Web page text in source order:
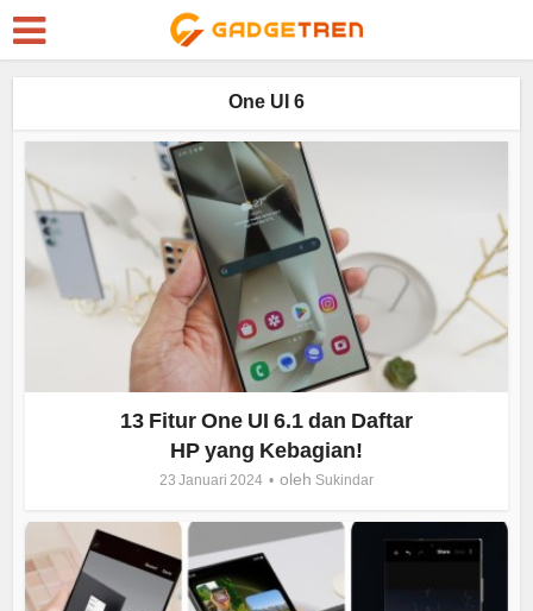
One UI 6
13 Fitur One UI 6.1 dan Daftar
HP yang Kebagian!
23 Januari 2024 oleh Sukindar